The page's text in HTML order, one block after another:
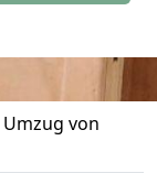
Umzug von